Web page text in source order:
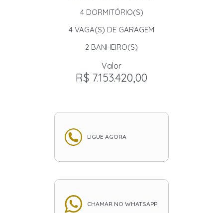
4DORMITÓRIO(S)
4 VAGA(S) DE GARAGEM
2 BANHEIRO(S)
Valor
R$ 7.153.420,00
LIGUE AGORA
CHAMAR NO WHATSAPP